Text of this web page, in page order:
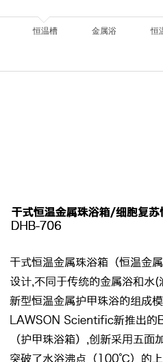
恒温槽 金属浴 恒